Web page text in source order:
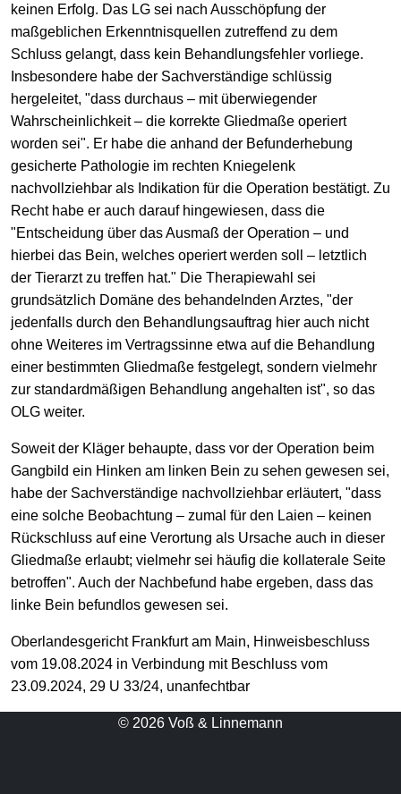
keinen Erfolg. Das LG sei nach Ausschöpfung der
maßgeblichen Erkenntnisquellen zutreffend zu dem
Schluss gelangt, dass kein Behandlungsfehler vorliege.
Insbesondere habe der Sachverständige schlüssig
hergeleitet, "dass durchaus – mit überwiegender
Wahrscheinlichkeit – die korrekte Gliedmaße operiert
worden sei". Er habe die anhand der Befunderhebung
gesicherte Pathologie im rechten Kniegelenk
nachvollziehbar als Indikation für die Operation bestätigt. Zu
Recht habe er auch darauf hingewiesen, dass die
"Entscheidung über das Ausmaß der Operation – und
hierbei das Bein, welches operiert werden soll – letztlich
der Tierarzt zu treffen hat." Die Therapiewahl sei
grundsätzlich Domäne des behandelnden Arztes, "der
jedenfalls durch den Behandlungsauftrag hier auch nicht
ohne Weiteres im Vertragssinne etwa auf die Behandlung
einer bestimmten Gliedmaße festgelegt, sondern vielmehr
zur standardmäßigen Behandlung angehalten ist", so das
OLG weiter.
Soweit der Kläger behaupte, dass vor der Operation beim
Gangbild ein Hinken am linken Bein zu sehen gewesen sei,
habe der Sachverständige nachvollziehbar erläutert, "dass
eine solche Beobachtung – zumal für den Laien – keinen
Rückschluss auf eine Verortung als Ursache auch in dieser
Gliedmaße erlaubt; vielmehr sei häufig die kollaterale Seite
betroffen". Auch der Nachbefund habe ergeben, dass das
linke Bein befundlos gewesen sei.
Oberlandesgericht Frankfurt am Main, Hinweisbeschluss
vom 19.08.2024 in Verbindung mit Beschluss vom
23.09.2024, 29 U 33/24, unanfechtbar
© 2026 Voß & Linnemann